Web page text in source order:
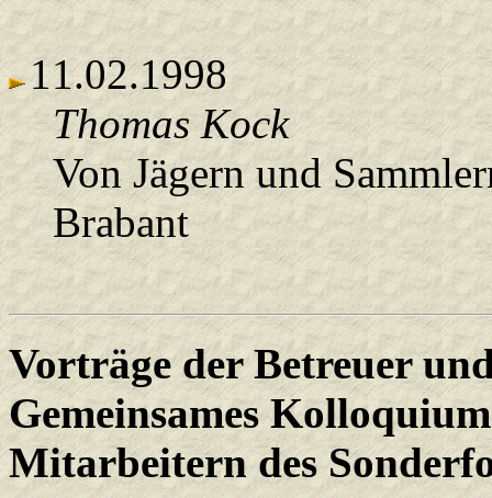
11.02.1998
Thomas Kock
Von Jägern und
Brabant
Vorträge der Betreuer
Gemeinsames
Mitarbeitern des